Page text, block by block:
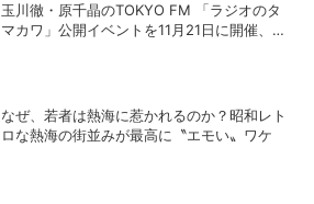
玉川徹・原千晶のTOKYO FM 「ラジオのタ
マカワ」公開イベントを11月21日に開催、ゲ
なぜ、若者は熱海に惹かれるのか？昭和レト
ロな熱海の街並みが最高に〝エモい〟ワケ